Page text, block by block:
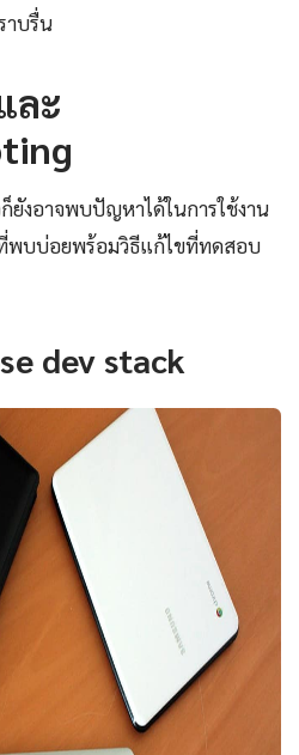
าบรื่น
ละ
ยังอาจพบปัญหาได้ในการใช้งาน
พบบ่อยพร้อมวิธีแก้ไขที่ทดสอบ
dev stack